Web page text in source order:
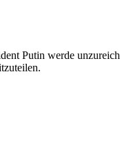
Putin werde